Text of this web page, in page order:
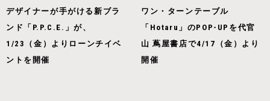
デザイナーが手がける新ブラ
ンド「P.P.C.E.」が、
1/23（金）よりローンチイベ
ントを開催
ワン・ターンテーブル
「Hotaru」のPOP-UPを代官
山 蔦屋書店で4/17（金）より
開催